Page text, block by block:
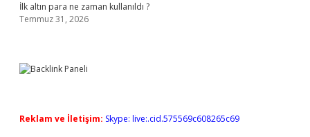
İlk altın para ne zaman kullanıldı ?
Temmuz 31, 2026
Reklam ve İletişim: Skype: live:.cid.575569c608265c69